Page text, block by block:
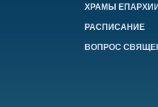
ХРАМЫ
РАСПИСАНИЕ
ВОПРОС